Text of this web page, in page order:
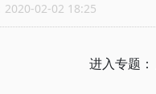
2020-02-02 18:25
进入专题：